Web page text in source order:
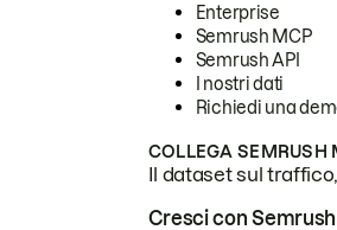
Enterprise
Semrush MCP
Semrush API
I nostri dati
Richiedi una
COLLEGA SEMRUSH
Il dataset sul
Cresci con Semrush